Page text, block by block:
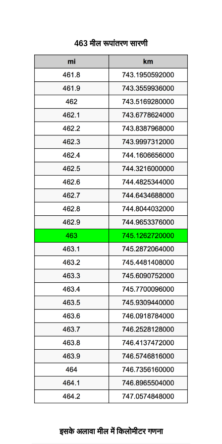
463 मील रूपांतरण सारणी
इसके अलावा मील में किलोमीटर गणना